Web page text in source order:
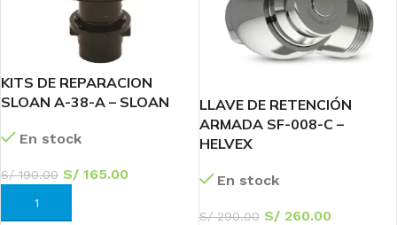
KITS DE REPARACION
SLOAN A-38-A – SLOAN
En stock
S/190.00 S/ 165.00
AÑADIR AL CARRITO
LLAVE DE RETENCIÓN
ARMADA SF-008-C –
HELVEX
En stock
S/290.00 S/260.00